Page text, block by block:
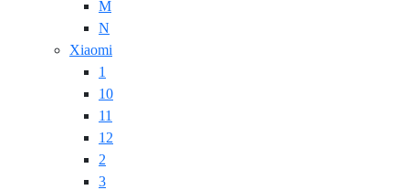
M
N
Xiaomi
1
10
11
12
2
3